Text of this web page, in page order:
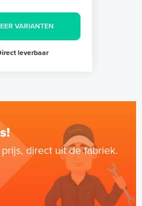
VARIANTEN
leverbaar
direct uit de fabriek.